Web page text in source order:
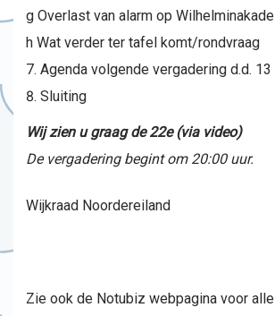
g Overlast van alarm op Wilhelminakade
h Wat verder ter tafel komt/rondvraag
Agenda volgende vergadering d.d.
Sluiting
Wij zien u graag de 22e (via video)
De vergadering begint om 20:00 uur.
Wijkraad Noordereiland
Zie ook de Notubiz webpagina voor